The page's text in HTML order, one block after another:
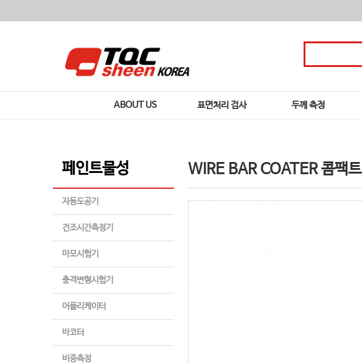
ABOUT US 표면처리 검사 두께 측정
페인트물성
자동도공기
건조시간측정기
마모시험기
충격변형시험기
어플리케이터
바코터
비중측정
WIRE BAR COATER 콤팩트